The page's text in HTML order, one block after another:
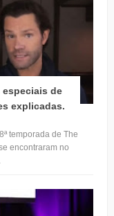
de
explicadas.
temporada de The
encontraram no